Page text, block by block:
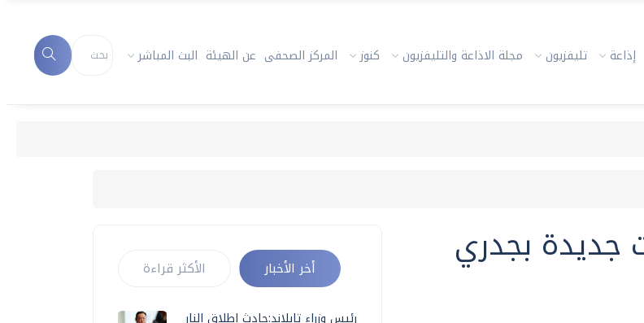
إذاعة تليفزيون مجلة الاذاعة والتليفزيون كنوز المركز الصحفى عن الهيئة البث المباشر
تسجيل 5 حالات جديدة بجدري أخر الأخبار الأكثر قراءة
رئيس وزراء تايلاند:حادث إطلاق النار